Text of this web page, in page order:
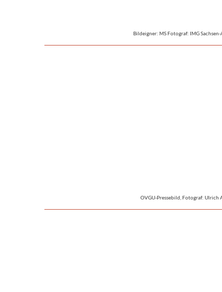
Bildeigner: MS Fotograf: IMG
OVGU-Pressebild, Fotograf: Ulrich